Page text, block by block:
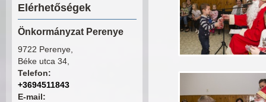
Elérhetőségek
Önkormányzat Perenye
9722 Perenye,
Béke utca 34,
Telefon:
+3694511843
E-mail: